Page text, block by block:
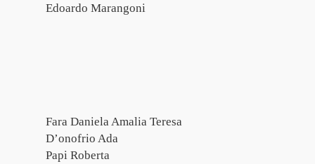
Edoardo Marangoni
Fara Daniela Amalia Teresa
D’onofrio Ada
Papi Roberta